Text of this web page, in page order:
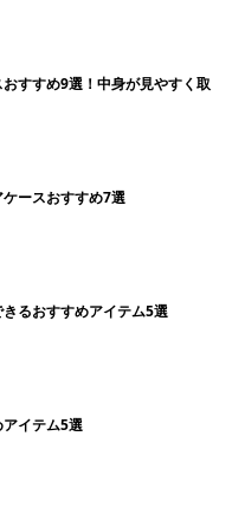
すすめ9選！中身が見やすく取
ースおすすめ7選
るおすすめアイテム5選
イテム5選